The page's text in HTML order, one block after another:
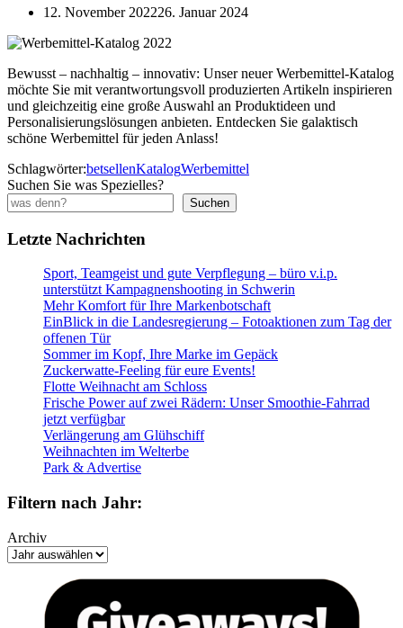
12. November 202226. Januar 2024
Bewusst – nachhaltig – innovativ: Unser neuer Werbemittel-Katalog
möchte Sie mit verantwortungsvoll produzierten Artikeln inspirieren
und gleichzeitig eine große Auswahl an Produktideen und
Personalisierungslösungen anbieten. Entdecken Sie galaktisch
schöne Werbemittel für jeden Anlass!
Schlagwörter:betsellenKatalogWerbemittel
Suchen Sie was Spezielles?
Suchen
Letzte Nachrichten
Sport, Teamgeist und gute Verpflegung – büro v.i.p.
unterstützt Kampagnenshooting in Schwerin
Mehr Komfort für Ihre Markenbotschaft
EinBlick in die Landesregierung – Fotoaktionen zum Tag der
offenen Tür
Sommer im Kopf, Ihre Marke im Gepäck
Zuckerwatte-Feeling für eure Events!
Flotte Weihnacht am Schloss
Frische Power auf zwei Rädern: Unser Smoothie-Fahrrad
jetzt verfügbar
Verlängerung am Glühschiff
Weihnachten im Welterbe
Park & Advertise
Filtern nach Jahr:
Archiv